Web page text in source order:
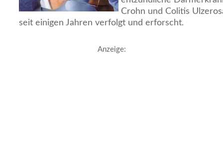
Crohn und Colitis
seit einigen Jahren verfolgt und erforscht.
Anzeige: